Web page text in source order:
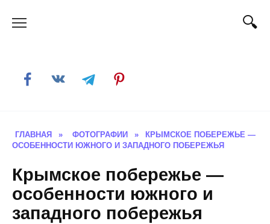
ГЛАВНАЯ » ФОТОГРАФИИ »
КРЫМСКОЕ ПОБЕРЕЖЬЕ —
ОСОБЕННОСТИ ЮЖНОГО И ЗАПАДНОГО ПОБЕРЕЖЬЯ
Крымское побережье —
особенности южного и
западного побережья